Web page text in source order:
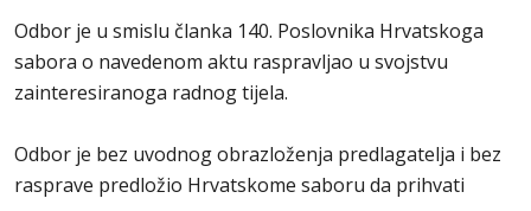
Odbor je u smislu članka 140. Poslovnika Hrvatskoga
sabora o navedenom aktu raspravljao u svojstvu
zainteresiranoga radnog tijela.
Odbor je bez uvodnog obrazloženja predlagatelja i bez
rasprave predložio Hrvatskome saboru da prihvati